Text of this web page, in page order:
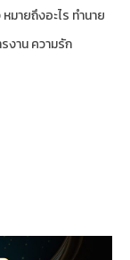
มายถึงอะไร ทำนาย
งาน ความรัก